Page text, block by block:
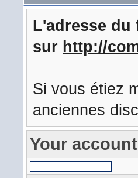
L'adresse du
sur http://
Si vous étiez
anciennes
Your